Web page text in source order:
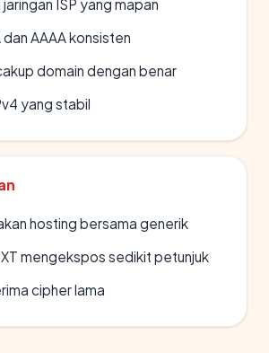
ISP yang mapan
AAAA konsisten
domain dengan benar
yang stabil
hosting bersama generik
mengekspos sedikit petunjuk
cipher lama